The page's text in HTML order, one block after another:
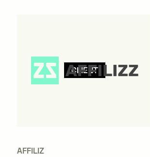
CLIENT
AFFILIZ